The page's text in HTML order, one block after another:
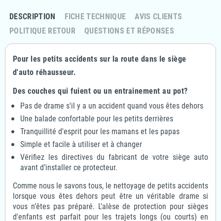
DESCRIPTION FICHE TECHNIQUE
AVIS CLIENTS
POLITIQUE RETOUR
QUESTIONS ET RÉPONSES
Pour les petits accidents sur la route dans le siège
d'auto réhausseur.
Des couches qui fuient ou un entrainement au pot?
Pas de drame s'il y a un accident quand vous êtes dehors
Une balade confortable pour les petits derrières
Tranquillité d'esprit pour les mamans et les papas
Simple et facile à utiliser et à changer
Vérifiez les directives du fabricant de votre siège auto
avant d’installer ce protecteur.
Comme nous le savons tous, le nettoyage de petits accidents
lorsque vous êtes dehors peut être un véritable drame si
vous n’êtes pas préparé. L'alèse de protection pour sièges
d'enfants est parfait pour les trajets longs (ou courts) en